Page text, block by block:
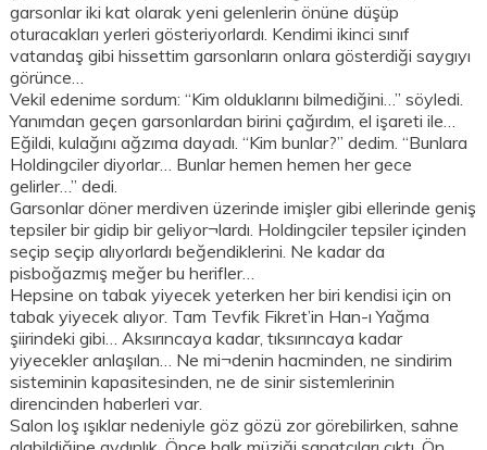
garsonlar iki kat olarak yeni gelenlerin önüne düşüp
oturacakları yerleri gösteriyorlardı. Kendimi ikinci sınıf
vatandaş gibi hissettim garsonların onlara gösterdiği saygıyı
görünce…
Vekil edenime sordum: “Kim olduklarını bilmediğini…” söyledi.
Yanımdan geçen garsonlardan birini çağırdım, el işareti ile…
Eğildi, kulağını ağzıma dayadı. “Kim bunlar?” dedim. “Bunlara
Holdingciler diyorlar… Bunlar hemen hemen her gece
gelirler…” dedi.
Garsonlar döner merdiven üzerinde imişler gibi ellerinde geniş
tepsiler bir gidip bir geliyor¬lardı. Holdingciler tepsiler içinden
seçip seçip alıyorlardı beğendiklerini. Ne kadar da
pisboğazmış meğer bu herifler…
Hepsine on tabak yiyecek yeterken her biri kendisi için on
tabak yiyecek alıyor. Tam Tevfik Fikret’in Han-ı Yağma
şiirindeki gibi… Aksırıncaya kadar, tıksırıncaya kadar
yiyecekler anlaşılan… Ne mi¬denin hacminden, ne sindirim
sisteminin kapasitesinden, ne de sinir sistemlerinin
direncinden haberleri var.
Salon loş ışıklar nedeniyle göz gözü zor görebilirken, sahne